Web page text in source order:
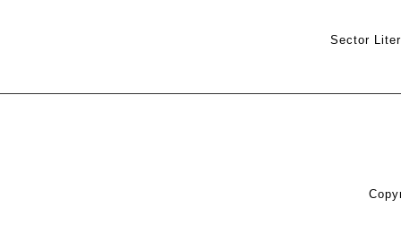
Sector